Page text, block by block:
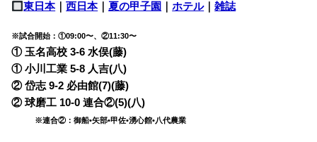
東日本｜西日本｜夏の甲子園 ｜ホテル｜雑誌
※試合開始：①09:00〜、②11:30〜
① 玉名高校 3-6 水俣(藤)
① 小川工業 5-8 人吉(八)
② 岱志 9-2 必由館(7)(藤)
② 球磨工 10-0 連合②(5)(八)
※連合②：御船•矢部•甲佐•湧心館•八代農業